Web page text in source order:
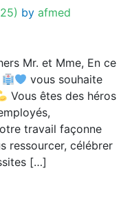
by afmed
Mr. et Mme, En ce
vous souhaite
Vous êtes des héros
travail façonne
ressourcer, célébrer
[…]